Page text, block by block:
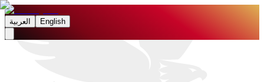
العربية English